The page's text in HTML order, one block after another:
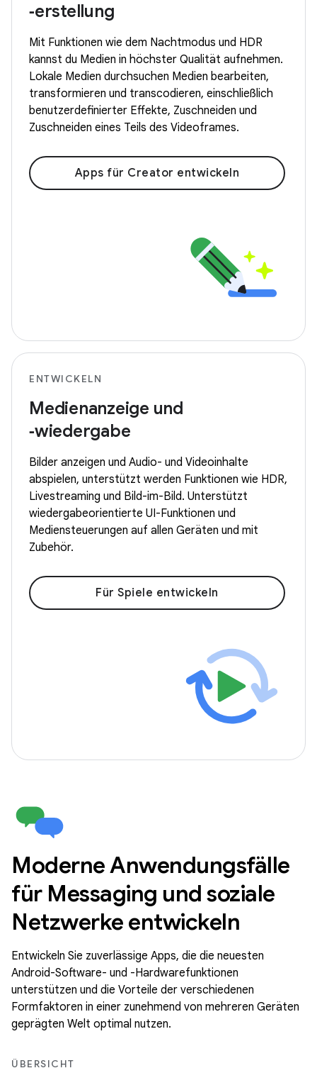
‑erstellung
Mit Funktionen wie dem Nachtmodus und HDR
kannst du Medien in höchster Qualität aufnehmen.
Lokale Medien durchsuchen Medien bearbeiten,
transformieren und transcodieren, einschließlich
benutzerdefinierter Effekte, Zuschneiden und
Zuschneiden eines Teils des Videoframes.
Apps für Creator entwickeln
ENTWICKELN
Medienanzeige und
‑wiedergabe
Bilder anzeigen und Audio- und Videoinhalte
abspielen, unterstützt werden Funktionen wie HDR,
Livestreaming und Bild-im-Bild. Unterstützt
wiedergabeorientierte UI-Funktionen und
Mediensteuerungen auf allen Geräten und mit
Zubehör.
Für Spiele entwickeln
Moderne Anwendungsfälle
für Messaging und soziale
Netzwerke entwickeln
Entwickeln Sie zuverlässige Apps, die die neuesten
Android-Software- und -Hardwarefunktionen
unterstützen und die Vorteile der verschiedenen
Formfaktoren in einer zunehmend von mehreren Geräten
geprägten Welt optimal nutzen.
ÜBERSICHT